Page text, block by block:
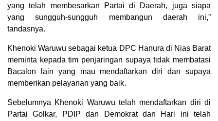
yang telah membesarkan Partai di Daerah, juga siapa
yang sungguh-sungguh membangun daerah ini,”
tandasnya.
Khenoki Waruwu sebagai ketua DPC Hanura di Nias Barat
meminta kepada tim penjaringan supaya tidak membatasi
Bacalon lain yang mau mendaftarkan diri dan supaya
memberikan pelayanan yang baik.
Sebelumnya Khenoki Waruwu telah mendaftarkan diri di
Partai Golkar, PDIP dan Demokrat dan Hari ini telah